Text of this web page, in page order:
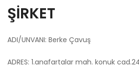
ŞİRKET
ADI/UNVANI: Berke Çavuş
ADRES: 1.anafartalar mah. konuk